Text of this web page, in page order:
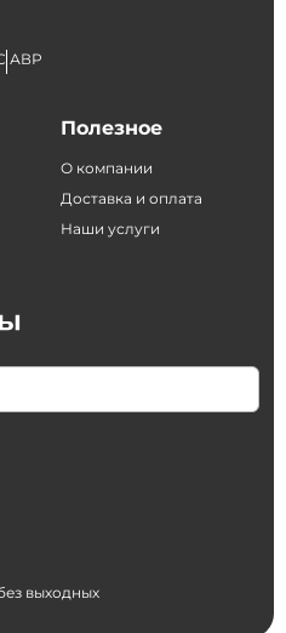
АВР
Полезное
О компании
Доставка и оплата
Наши услуги
выходных